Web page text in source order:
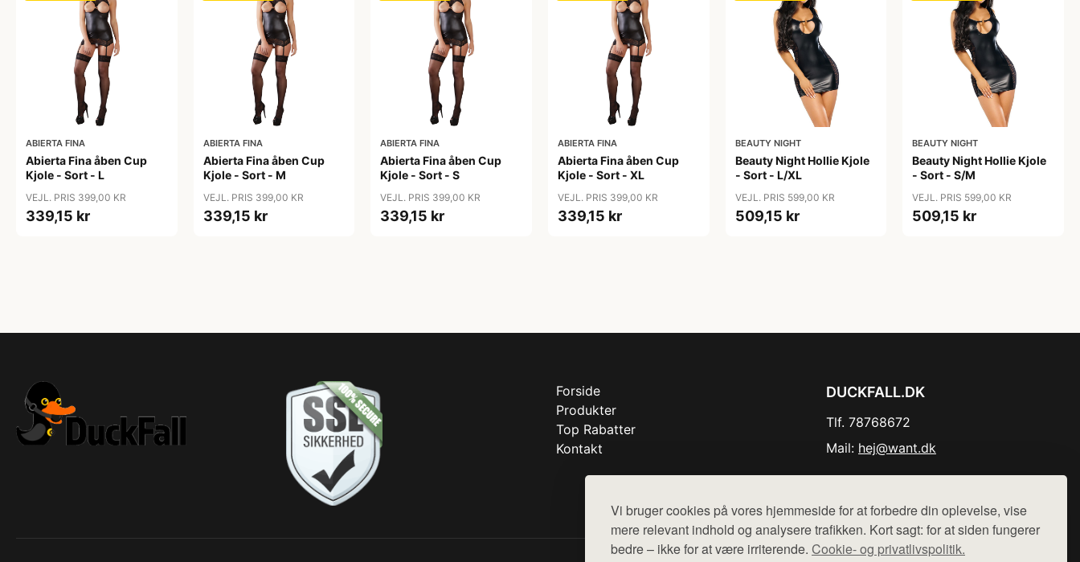
Vi bruger cookies på vores hjemmeside for at forbedre din oplevelse, vise
mere relevant indhold og analysere trafikken. Kort sagt: for at siden fungerer
bedre – ikke for at være irriterende. Cookie- og privatlivspolitik.
ABIERTA FINA
Abierta Fina åben Cup
Kjole - Sort - L
VEJL. PRIS 399,00 KR
339,15 kr
ABIERTA FINA
Abierta Fina åben Cup
Kjole - Sort - M
VEJL. PRIS 399,00 KR
339,15 kr
ABIERTA FINA
Abierta Fina åben Cup
Kjole - Sort - S
VEJL. PRIS 399,00 KR
339,15 kr
ABIERTA FINA
Abierta Fina åben Cup
Kjole - Sort - XL
VEJL. PRIS 399,00 KR
339,15 kr
BEAUTY NIGHT
Beauty Night Hollie Kjole
- Sort - L/XL
VEJL. PRIS 599,00 KR
509,15 kr
BEAUTY NIGHT
Beauty Night Hollie Kjole
- Sort - S/M
VEJL. PRIS 599,00 KR
509,15 kr
Forside
Produkter
Top Rabatter
Kontakt
DUCKFALL.DK
Tlf. 78768672
Mail: hej@want.dk